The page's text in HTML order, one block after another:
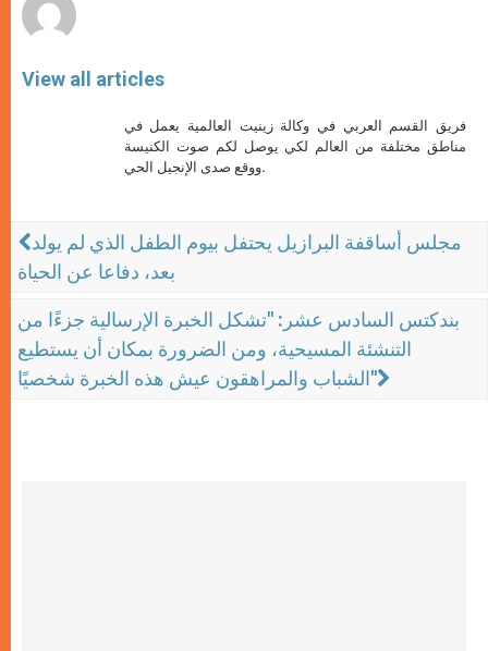
View all articles
فريق القسم العربي في وكالة زينيت العالمية يعمل في
مناطق مختلفة من العالم لكي يوصل لكم صوت الكنيسة
ووقع صدى الإنجيل الحي.
مجلس أساقفة البرازيل يحتفل بيوم الطفل الذي لم يولد
بعد، دفاعا عن الحياة
بندكتس السادس عشر: "تشكل الخبرة الإرسالية جزءًا من
التنشئة المسيحية، ومن الضرورة بمكان أن يستطيع
الشباب والمراهقون عيش هذه الخبرة شخصيًا"